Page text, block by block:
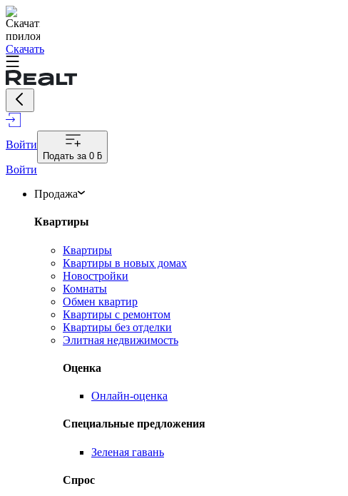
Скачать
Войти
Подать за 0 ƃ
Войти
Продажа
Квартиры
Квартиры
Квартиры в новых домах
Новостройки
Комнаты
Обмен квартир
Квартиры с ремонтом
Квартиры без отделки
Элитная недвижимость
Оценка
Онлайн-оценка
Специальные предложения
Зеленая гавань
Спрос